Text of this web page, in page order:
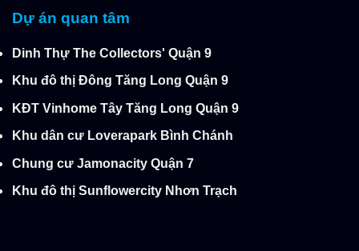
Dự án quan tâm
Dinh Thự The Collectors' Quận 9
Khu đô thị Đông Tăng Long Quận 9
KĐT Vinhome Tây Tăng Long Quận 9
Khu dân cư Loverapark Bình Chánh
Chung cư Jamonacity Quận 7
Khu đô thị Sunflowercity Nhơn Trạch